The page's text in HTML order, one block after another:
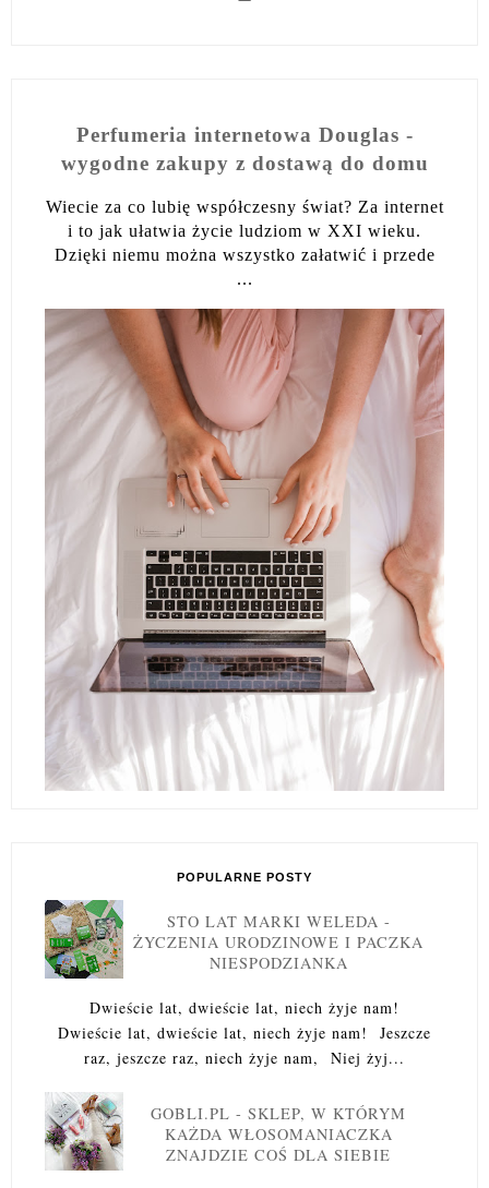
Perfumeria internetowa Douglas -
wygodne zakupy z dostawą do domu
Wiecie za co lubię współczesny świat? Za internet
i to jak ułatwia życie ludziom w XXI wieku.
Dzięki niemu można wszystko załatwić i przede
...
POPULARNE POSTY
STO LAT MARKI WELEDA -
ŻYCZENIA URODZINOWE I PACZKA
NIESPODZIANKA
Dwieście lat, dwieście lat, niech żyje nam!
Dwieście lat, dwieście lat, niech żyje nam! Jeszcze
raz, jeszcze raz, niech żyje nam, Niej żyj...
GOBLI.PL - SKLEP, W KTÓRYM
KAŻDA WŁOSOMANIACZKA
ZNAJDZIE COŚ DLA SIEBIE